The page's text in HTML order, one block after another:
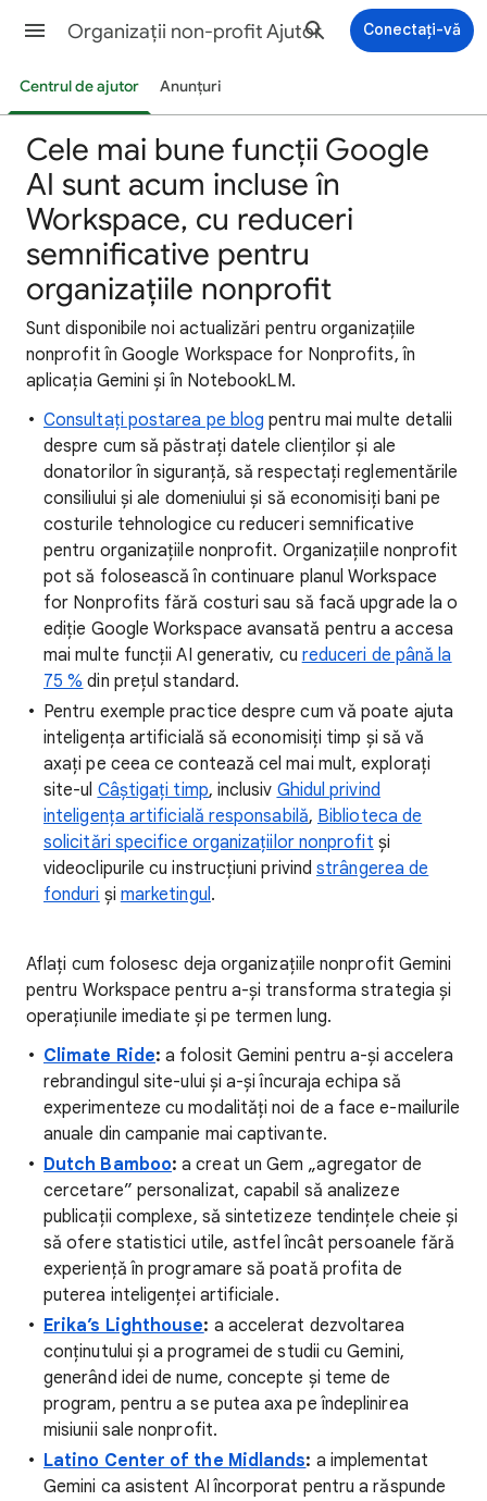
Organizații non-profit Ajutor Conectați-vă
Centrul de ajutor Anunțuri
Cele mai bune funcții Google
AI sunt acum incluse în
Workspace, cu reduceri
semnificative pentru
organizațiile nonprofit
Sunt disponibile noi actualizări pentru organizațiile
nonprofit în Google Workspace for Nonprofits, în
aplicația Gemini și în NotebookLM.
Consultați postarea pe blog pentru mai multe detalii
despre cum să păstrați datele clienților și ale
donatorilor în siguranță, să respectați reglementările
consiliului și ale domeniului și să economisiți bani pe
costurile tehnologice cu reduceri semnificative
pentru organizațiile nonprofit. Organizațiile nonprofit
pot să folosească în continuare planul Workspace
for Nonprofits fără costuri sau să facă upgrade la o
ediție Google Workspace avansată pentru a accesa
mai multe funcții AI generativ, cu reduceri de până la
75 % din prețul standard.
Pentru exemple practice despre cum vă poate ajuta
inteligența artificială să economisiți timp și să vă
axați pe ceea ce contează cel mai mult, explorați
site-ul Câștigați timp, inclusiv Ghidul privind
inteligența artificială responsabilă, Biblioteca de
solicitări specifice organizațiilor nonprofit și
videoclipurile cu instrucțiuni privindstrângerea de
fonduri și marketingul.
Aflați cum folosesc deja organizațiile nonprofit Gemini
pentru Workspace pentru a-și transforma strategia și
operațiunile imediate și pe termen lung.
Climate Ride: a folosit Gemini pentru a-și accelera
rebrandingul site-ului și a-și încuraja echipa să
experimenteze cu modalități noi de a face e-mailurile
anuale din campanie mai captivante.
Dutch Bamboo: a creat un Gem „agregator de
cercetare” personalizat, capabil să analizeze
publicații complexe, să sintetizeze tendințele cheie și
să ofere statistici utile, astfel încât persoanele fără
experiență în programare să poată profita de
puterea inteligenței artificiale.
Erika’s Lighthouse: a accelerat dezvoltarea
conținutului și a programei de studii cu Gemini,
generând idei de nume, concepte și teme de
program, pentru a se putea axa pe îndeplinirea
misiunii sale nonprofit.
Latino Center of the Midlands: a implementat
Gemini ca asistent AI încorporat pentru a răspunde